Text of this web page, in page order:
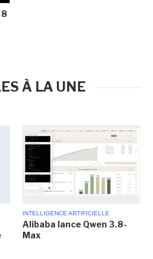
À LA UNE
INTELLIGENCE ARTIFICIELLE
Alibaba lance Qwen 3.8-
Max